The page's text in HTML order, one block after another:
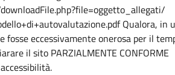
Qualora, in
eccessivamente onerosa per il
il sito PARZIALMENTE CONFORME